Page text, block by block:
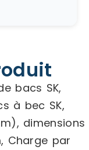
bacs SK,
à bec SK,
dimensions
Charge par